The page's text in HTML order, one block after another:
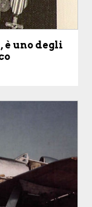
uno degli